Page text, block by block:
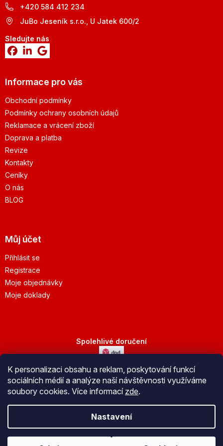
K personalizaci obsahu a reklam, poskytování funkcí
sociálních médií a analýze naší návštěvnosti využíváme
soubory cookies. Více informací zde.
Nastavení
+420 584 412 234
JuBo Jeseník s.r.o., U Jatek 600/2
Sledujte nás
Informace pro vás
Obchodní podmínky
Podmínky ochrany osobních údajů
Reklamace a vrácení zboží
Doprava a platba
Revize
Kontakty
Ceníky
O nás
BLOG
Můj účet
Přihlásit se
Registrace
Moje objednávky
Moje doklady
Spolehlivé doručení
Bezpečná platba
Vytvořil Shoptet